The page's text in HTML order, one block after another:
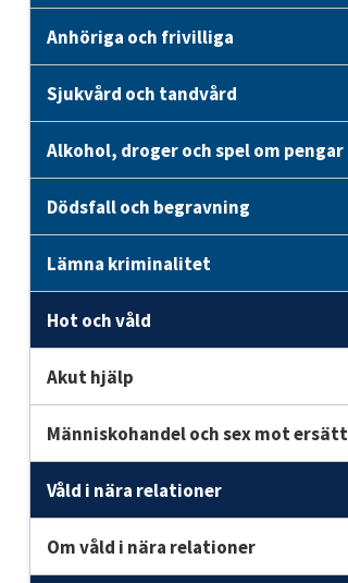
Anhöriga och frivilliga
Sjukvård och tandvård
Alkohol, droger och spel om pengar
Dödsfall och begravning
Lämna kriminalitet
Hot och våld
Akut hjälp
Människohandel och sex mot
Våld i nära relationer
Om våld i nära relationer